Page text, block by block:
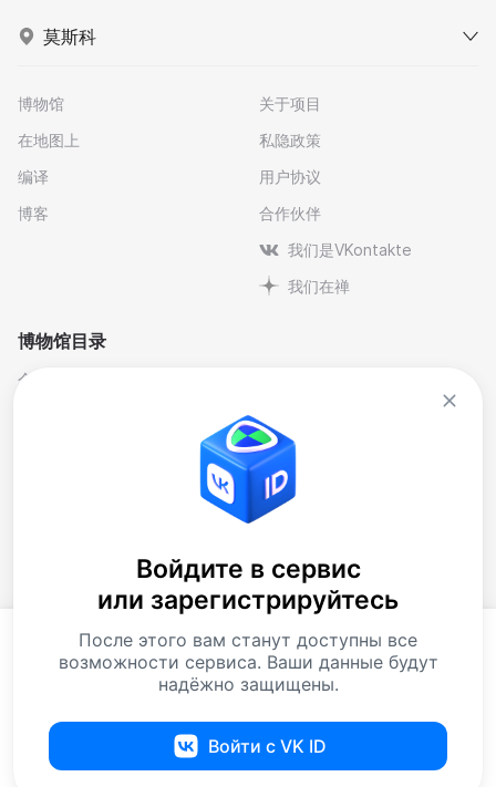
莫斯科
博物馆
在地图上
编译
博客
关于项目
私隐政策
用户协议
合作伙伴
我们是VKontakte
我们在禅
博物馆目录
个人与纪念博物馆
当代艺术博物馆
自然科学博物馆
艺术
行业
博物馆藏品
下载应用程序
如你继续使用本网站，你便同意处理曲奇饼. 数据资料
处理，以提供我们的服务和提高我们的网站和服务的质
接受
Войдите в сервис
или зарегистрируйтесь
После этого вам станут доступны все
возможности сервиса. Ваши данные будут
надёжно защищены.
Войти с VK ID